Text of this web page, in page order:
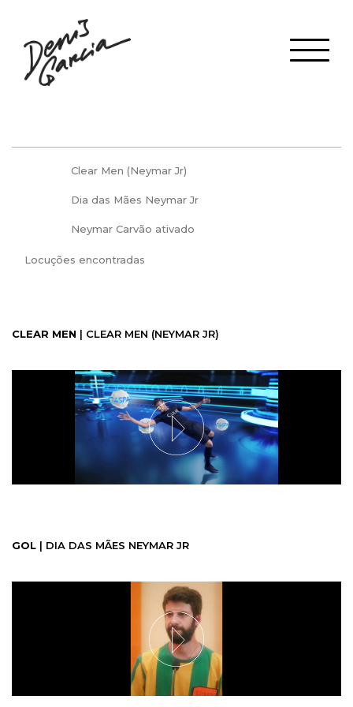
Clear Men (Neymar Jr)
Dia das Mães Neymar Jr
Neymar Carvão ativado
Locuções encontradas
CLEAR MEN | CLEAR MEN (NEYMAR JR)
GOL | DIA DAS MÃES NEYMAR JR